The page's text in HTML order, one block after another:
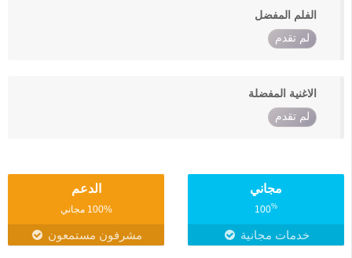
الفلم المفضل
لم تقدم
الاغنية المفضلة
لم تقدم
مجاني
100%
خدمات مجانية
الدعم
100% مجاني
مشرفون مستمعون